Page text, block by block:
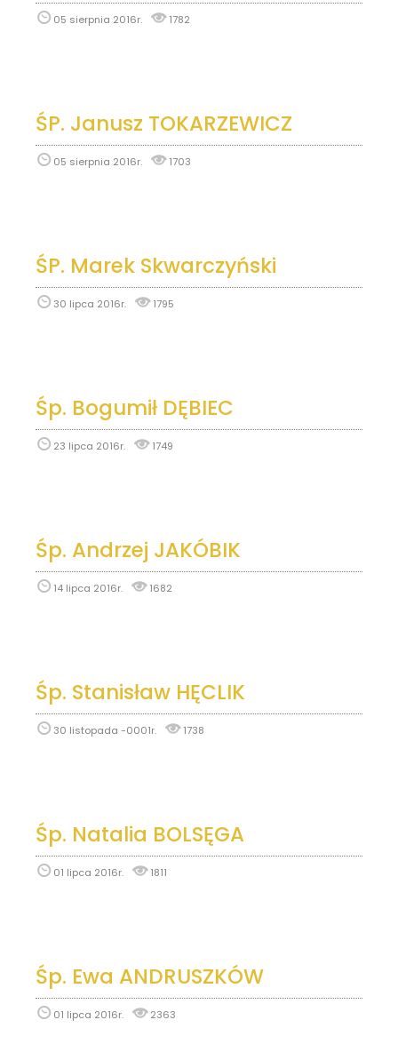
05 sierpnia 2016r. 1782
ŚP. Janusz TOKARZEWICZ
05 sierpnia 2016r. 1703
ŚP. Marek Skwarczyński
30 lipca 2016r. 1795
Śp. Bogumił DĘBIEC
23 lipca 2016r. 1749
Śp. Andrzej JAKÓBIK
14 lipca 2016r. 1682
Śp. Stanisław HĘCLIK
30 listopada -0001r. 1738
Śp. Natalia BOLSĘGA
01 lipca 2016r. 1811
Śp. Ewa ANDRUSZKÓW
01 lipca 2016r. 2363